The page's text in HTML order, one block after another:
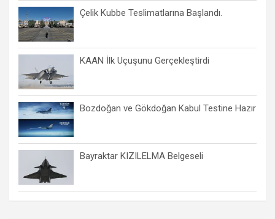
Çelik Kubbe Teslimatlarına Başlandı.
KAAN İlk Uçuşunu Gerçekleştirdi
Bozdoğan ve Gökdoğan Kabul Testine Hazır
Bayraktar KIZILELMA Belgeseli